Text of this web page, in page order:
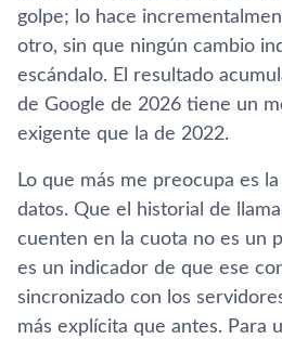
golpe; lo hace
otro, sin que ningún cambio
escándalo. El resultado
de Google de 2026 tiene un
exigente que la de 2022.
Lo que más me preocupa es
datos. Que el historial de
cuenten en la cuota no es un
es un indicador de que ese
sincronizado con los
más explícita que antes. Para